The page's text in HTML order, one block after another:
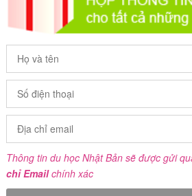
Thông tin du học Nhật Bản sẽ được gửi
chỉ Emailchính xác